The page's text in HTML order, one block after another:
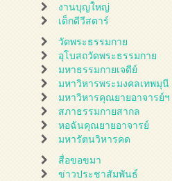
งานบุญใหญ่
เด็กดีวีสตาร์
วัดพระธรรมกาย
อุโบสถวัดพระธรรมกาย
มหาธรรมกายเจดีย์
มหาวิหารพระมงคลเทพมุนี
มหาวิหารคุณยายอาจารย์ฯ
สภาธรรมกายสากล
หอฉันคุณยายอาจารย์
มหารัตนวิหารคด
สื่อขอขมา
ข่าวประชาสัมพันธ์